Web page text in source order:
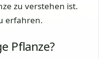
zu verstehen ist.
erfahren.
Pflanze?